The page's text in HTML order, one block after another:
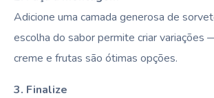
Adicione uma camada generosa de
escolha do sabor permite criar variações
creme e frutas são ótimas opções.
3. Finalize